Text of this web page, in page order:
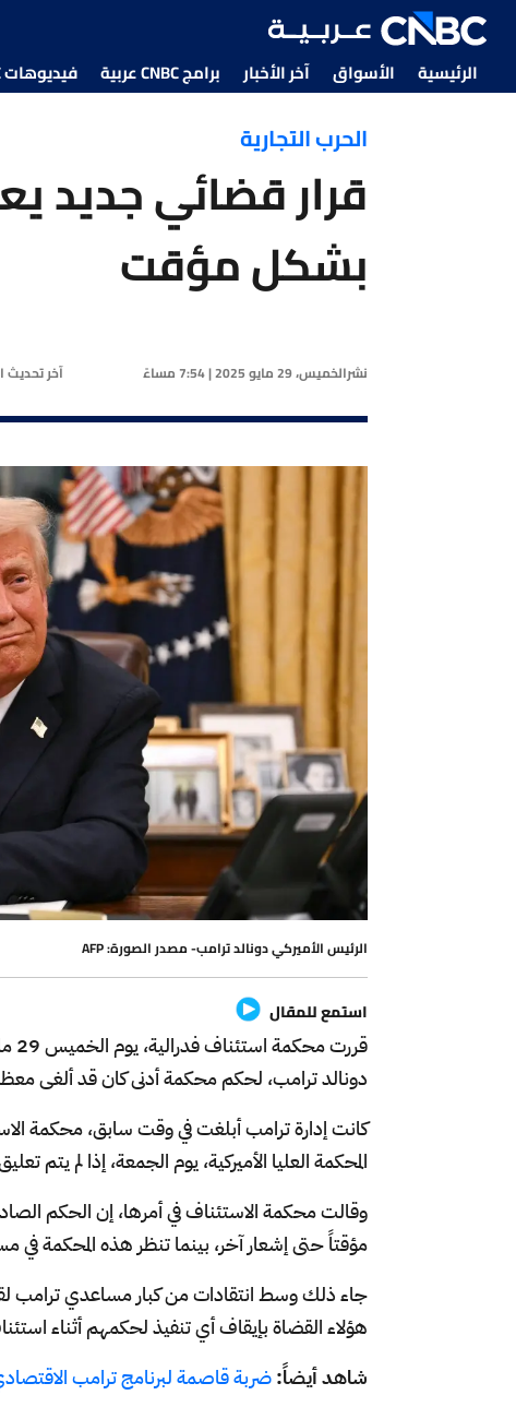
الرئيسية الأسواق آخر الأخبار برامج CNBC عربية فيديوهات CNBC عربية
الحرب التجارية
قرار قضائي جديد
بشكل مؤقت
نشرالخميس، 29 مايو 2025 | 7:54 مساءً آخر تحديث
الرئيس الأميركي دونالد ترامب- مصدر الصورة: AFP
استمع للمقال
دونالد ترامب، لحكم محكمة أدنى كان قد ألغى
كانت إدارة ترامب أبلغت في وقت سابق، محكمة
المحكمة العليا الأميركية، يوم الجمعة، إذا لم يتم
وقالت محكمة الاستئناف في أمرها، إن الحكم
مؤقتاً حتى إشعار آخر، بينما تنظر هذه المحكمة
جاء ذلك وسط انتقادات من كبار مساعدي ترامب
هؤلاء القضاة بإيقاف أي تنفيذ لحكمهم أثناء
شاهد أيضاً:ضربة قاصمة لبرنامج ترامب